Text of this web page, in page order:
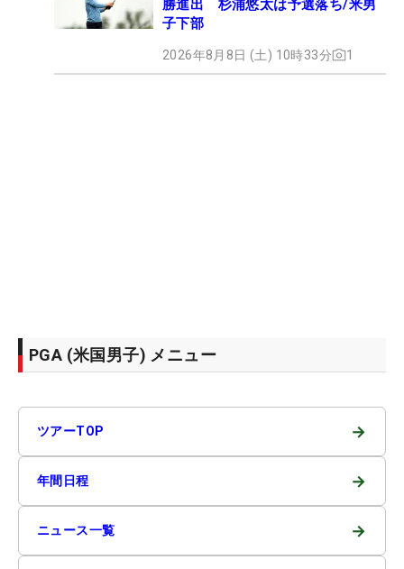
勝進出 杉浦悠太は予選落ち/米男
子下部
2026年8月8日 (土) 10時33分 1
PGA (米国男子) メニュー
ツアーTOP →
年間日程 →
ニュース一覧 →